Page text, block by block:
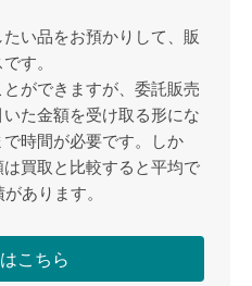
い品をお預かりして、販
す。
ができますが、委託販売
た金額を受け取る形にな
時間が必要です。しか
買取と比較すると平均で
あります。
こちら